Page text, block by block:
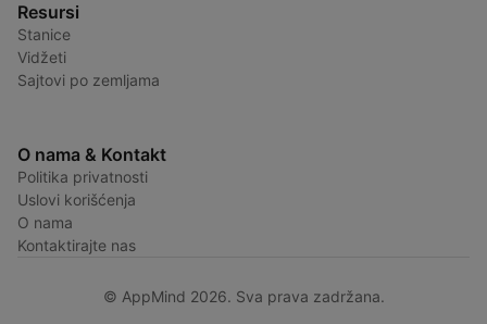
Resursi
Stanice
Vidžeti
Sajtovi po zemljama
O nama & Kontakt
Politika privatnosti
Uslovi korišćenja
O nama
Kontaktirajte nas
© AppMind 2026. Sva prava zadržana.